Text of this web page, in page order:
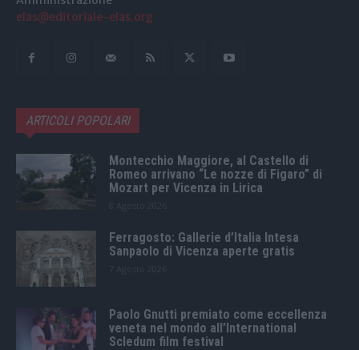
elas@editoriale-elas.org
ARTICOLI POPOLARI
Montecchio Maggiore, al Castello di
Romeo arrivano “Le nozze di Figaro” di
Mozart per Vicenza in Lirica
Ferragosto: Gallerie d’Italia Intesa
Sanpaolo di Vicenza aperte gratis
Paolo Gnutti premiato come eccellenza
veneta nel mondo all’International
Scledum film festival